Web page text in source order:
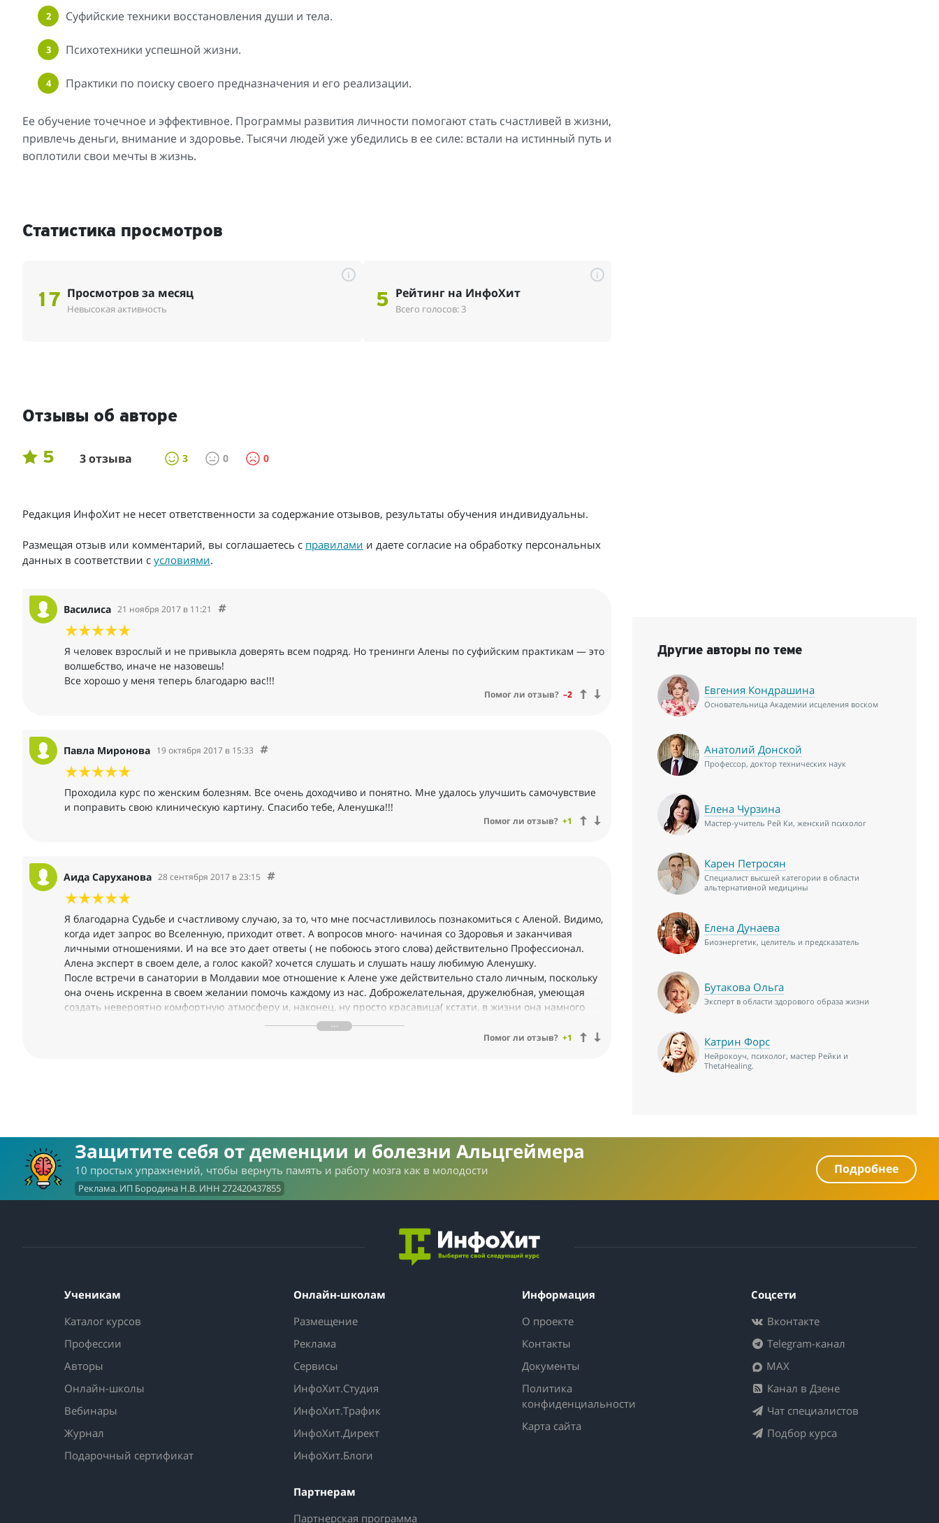
Суфийские техники восстановления души и тела.
Психотехники успешной жизни.
Практики по поиску своего предназначения и его реализации.
Ее обучение точечное и эффективное. Программы развития личности помогают стать счастливей в жизни,
привлечь деньги, внимание и здоровье. Тысячи людей уже убедились в ее силе: встали на истинный путь и
воплотили свои мечты в жизнь.
Статистика просмотров
17 Просмотров за месяц
Невысокая активность
i
5 Рейтинг на ИнфоХит
Всего голосов: 3
i
Отзывы об авторе
5 3 отзыва 3 0 0
Редакция ИнфоХит не несет ответственности за содержание отзывов, результаты обучения индивидуальны.
Размещая отзыв или комментарий, вы соглашаетесь с правилами и даете согласие на обработку персональных
данных в соответствии с условиями.
Василиса 21 ноября 2017 в 11:21
Я человек взрослый и не привыкла доверять всем подряд. Но тренинги Алены по суфийским практикам — это
волшебство, иначе не назовешь!
Все хорошо у меня теперь благодарю вас!!!
Помог ли отзыв? –2
Павла Миронова 19 октября 2017 в 15:33
Проходила курс по женским болезням. Все очень доходчиво и понятно. Мне удалось улучшить самочувствие
и поправить свою клиническую картину. Спасибо тебе, Аленушка!!!
Помог ли отзыв? +1
Аида Саруханова 28 сентября 2017 в 23:15
Я благодарна Судьбе и счастливому случаю, за то, что мне посчастливилось познакомиться с Аленой. Видимо,
когда идет запрос во Вселенную, приходит ответ. А вопросов много- начиная со Здоровья и заканчивая
личными отношениями. И на все это дает ответы ( не побоюсь этого слова) действительно Профессионал.
Алена эксперт в своем деле, а голос какой? хочется слушать и слушать нашу любимую Аленушку.
После встречи в санатории в Молдавии мое отношение к Алене уже действительно стало личным, поскольку
она очень искренна в своем желании помочь каждому из нас. Доброжелательная, дружелюбная, умеющая
создать невероятно комфортную атмосферу и, наконец, ну просто красавица( кстати, в жизни она намного
Особенно я благодарна Вам не только за полученные бесценные знания, но и за теплую , дружескую,
Помог ли отзыв? +1
Другие авторы по теме
Евгения Кондрашина
Основательница Академии исцеления воском
Анатолий Донской
Профессор, доктор технических наук
Елена Чурзина
Мастер-учитель Рей Ки, женский психолог
Карен Петросян
Специалист высшей категории в области
альтернативной медицины
Елена Дунаева
Биоэнергетик, целитель и предсказатель
Бутакова Ольга
Эксперт в области здорового образа жизни
Катрин Форс
Нейрокоуч, психолог, мастер Рейки и
ThetaHealing.
Защитите себя от деменции и болезни Альцгеймера
10 простых упражнений, чтобы вернуть память и работу мозга как в молодости
Реклама. ИП Бородина Н.В. ИНН 272420437855
Подробнее
Ученикам
Каталог курсов
Профессии
Авторы
Онлайн-школы
Вебинары
Журнал
Подарочный сертификат
Онлайн-школам
Размещение
Реклама
Сервисы
ИнфоХит.Студия
ИнфоХит.Трафик
ИнфоХит.Директ
ИнфоХит.Блоги
Партнерам
Партнерская программа
Информация
О проекте
Контакты
Документы
Политика
конфиденциальности
Карта сайта
Соцсети
Вконтакте
Telegram-канал
MAX
Канал в Дзене
Чат специалистов
Подбор курса